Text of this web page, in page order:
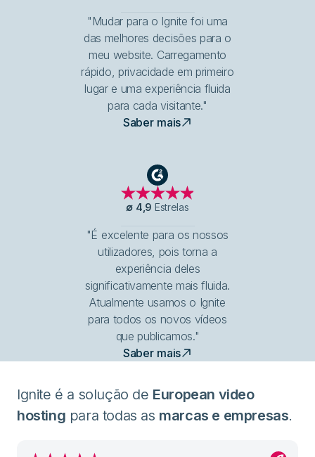
"Mudar para o Ignite foi uma
das melhores decisões para o
meu website. Carregamento
rápido, privacidade em primeiro
lugar e uma experiência fluida
para cada visitante."
Saber mais
G2
∅ 4,9 Estrelas
"É excelente para os nossos
utilizadores, pois torna a
experiência deles
significativamente mais fluida.
Atualmente usamos o Ignite
para todos os novos vídeos
que publicamos."
Saber mais
Ignite é a solução de European video
hosting para todas as marcas e empresas.